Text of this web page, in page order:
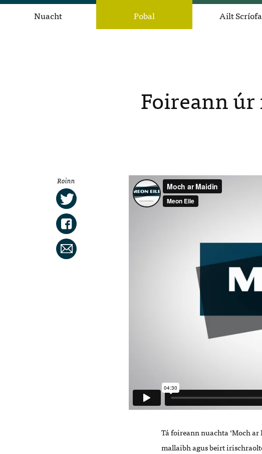
Nuacht Pobal Ailt Scríofa
Foireann úr
Roinn
Tá foireann nuachta ‘Moch
mallaibh agus beirt